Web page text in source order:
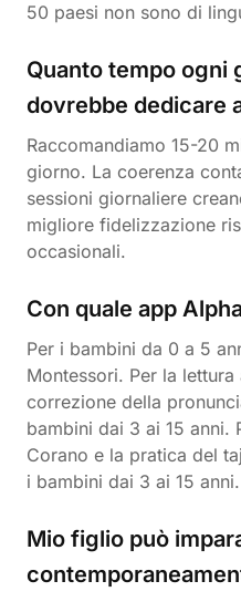
50 paesi non sono di
Quanto tempo ogni
dovrebbe dedicare
Raccomandiamo 15-20
giorno. La coerenza
sessioni giornaliere
migliore fidelizzazione
occasionali.
Con quale app
Per i bambini da 0 a 5
Montessori. Per la
correzione della
bambini dai 3 ai 15 anni.
Corano e la pratica del
i bambini dai 3 ai 15 anni.
Mio figlio può